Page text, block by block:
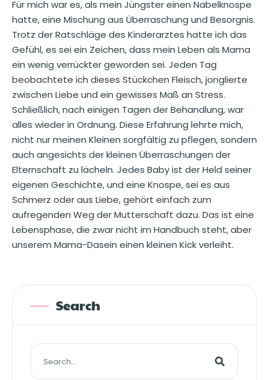
Für mich war es, als mein Jüngster einen Nabelknospe
hatte, eine Mischung aus Überraschung und Besorgnis.
Trotz der Ratschläge des Kinderarztes hatte ich das
Gefühl, es sei ein Zeichen, dass mein Leben als Mama
ein wenig verrückter geworden sei. Jeden Tag
beobachtete ich dieses Stückchen Fleisch, jonglierte
zwischen Liebe und ein gewisses Maß an Stress.
Schließlich, nach einigen Tagen der Behandlung, war
alles wieder in Ordnung. Diese Erfahrung lehrte mich,
nicht nur meinen Kleinen sorgfältig zu pflegen, sondern
auch angesichts der kleinen Überraschungen der
Elternschaft zu lächeln. Jedes Baby ist der Held seiner
eigenen Geschichte, und eine Knospe, sei es aus
Schmerz oder aus Liebe, gehört einfach zum
aufregenden Weg der Mutterschaft dazu. Das ist eine
Lebensphase, die zwar nicht im Handbuch steht, aber
unserem Mama-Dasein einen kleinen Kick verleiht.
Search